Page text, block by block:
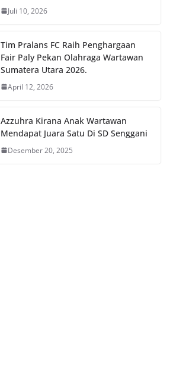
Juli 10, 2026
Tim Pralans FC Raih Penghargaan
Fair Paly Pekan Olahraga Wartawan
Sumatera Utara 2026.
April 12, 2026
Azzuhra Kirana Anak Wartawan
Mendapat Juara Satu Di SD Senggani
Desember 20, 2025